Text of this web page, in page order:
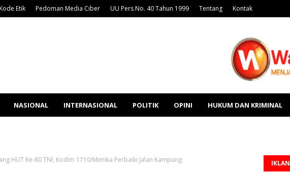
Etik Pedoman Media Ciber UU Pers No. 40 Tahun 1999 Tentang Kontak
NASIONAL INTERNASIONAL POLITIK OPINI HUKUM DAN KRIMINAL
HUT Ke-80 TNI, Kodim 1710/Mimika Perbaiki Jalan Kampung IKLAN